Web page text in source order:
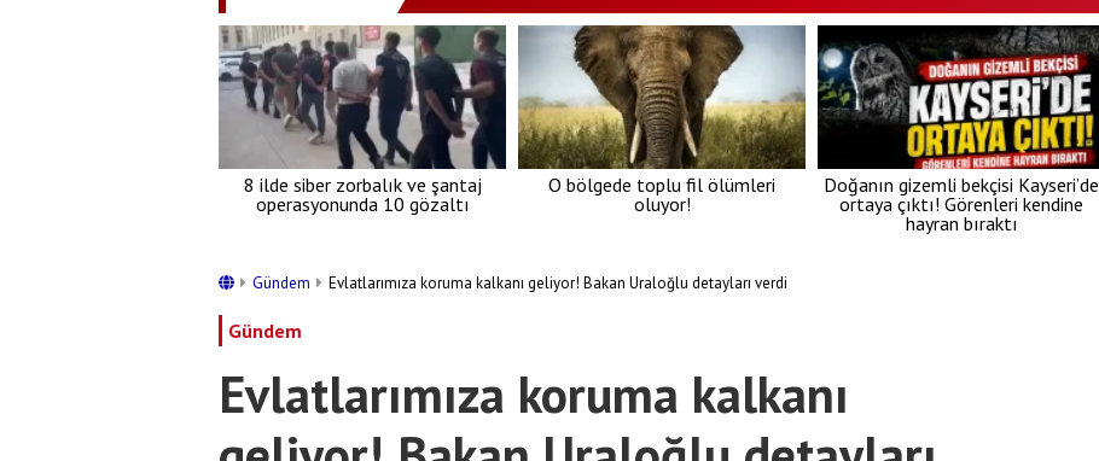
8 ilde siber zorbalık ve şantaj
operasyonunda 10 gözaltı
O bölgede toplu fil ölümleri
oluyor!
Doğanın gizemli bekçisi Kayseri’de
ortaya çıktı! Görenleri kendine
hayran bıraktı
Gündem Evlatlarımıza koruma kalkanı geliyor! Bakan Uraloğlu detayları verdi
Gündem
Evlatlarımıza koruma kalkanı